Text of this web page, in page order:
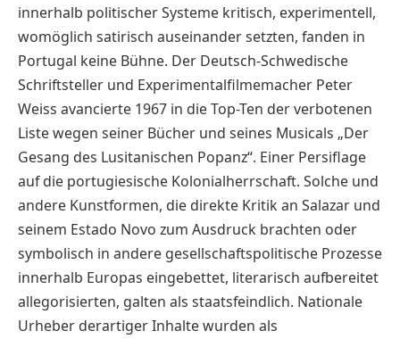
innerhalb politischer Systeme kritisch, experimentell,
womöglich satirisch auseinander setzten, fanden in
Portugal keine Bühne. Der Deutsch-Schwedische
Schriftsteller und Experimentalfilmemacher Peter
Weiss avancierte 1967 in die Top-Ten der verbotenen
Liste wegen seiner Bücher und seines Musicals „Der
Gesang des Lusitanischen Popanz“. Einer Persiflage
auf die portugiesische Kolonialherrschaft. Solche und
andere Kunstformen, die direkte Kritik an Salazar und
seinem Estado Novo zum Ausdruck brachten oder
symbolisch in andere gesellschaftspolitische Prozesse
innerhalb Europas eingebettet, literarisch aufbereitet
allegorisierten, galten als staatsfeindlich. Nationale
Urheber derartiger Inhalte wurden als